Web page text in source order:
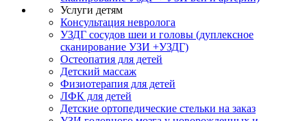
Услуги детям
Консультация невролога
УЗДГ сосудов шеи и головы (дуплексное
сканирование УЗИ +УЗДГ)
Остеопатия для детей
Детский массаж
Физиотерапия для детей
ЛФК для детей
Детские ортопедические стельки на заказ